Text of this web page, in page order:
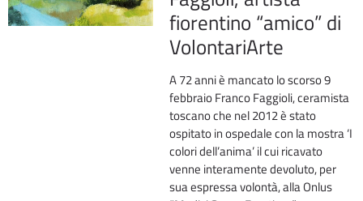
fiorentino “amico” di
VolontariArte
A 72 anni è mancato lo scorso 9
febbraio Franco Faggioli, ceramista
toscano che nel 2012 è stato
ospitato in ospedale con la mostra ‘I
colori dell’anima’ il cui ricavato
venne interamente devoluto, per
sua espressa volontà, alla Onlus